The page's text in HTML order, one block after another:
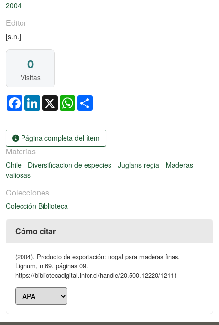
2004
Editor
[s.n.]
0
Visitas
FacebookLinkedIn
X WhatsApp
Página completa del ítem
Materias
Chile - Diversificacion de especies - Juglans regia - Maderas
valiosas
Colecciones
Colección Biblioteca
Cómo citar
(2004). Producto de exportación: nogal para maderas finas.
Lignum, n.69. páginas 09.
https://bibliotecadigital.infor.cl/handle/20.500.12220/12111